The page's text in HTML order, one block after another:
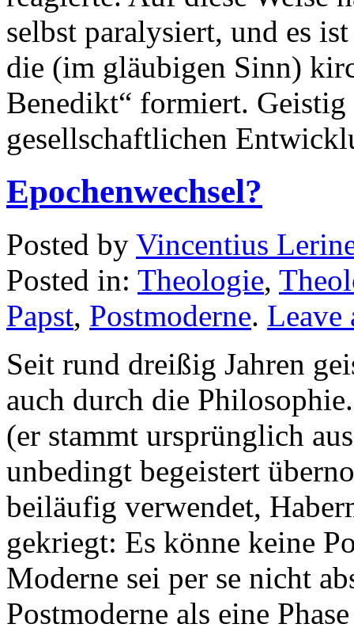
selbst paralysiert, und es
die (im gläubigen Sinn)
Benedikt“ formiert. Geistig
gesellschaftlichen
Epochenwechsel?
Posted by Vincentius
Posted in: Theologie,
Papst, Postmoderne. Leave
Seit rund dreißig Jahren
auch durch die
(er stammt ursprünglich
unbedingt begeistert
beiläufig verwendet,
gekriegt: Es könne keine
Moderne sei per se nicht
Postmoderne als eine